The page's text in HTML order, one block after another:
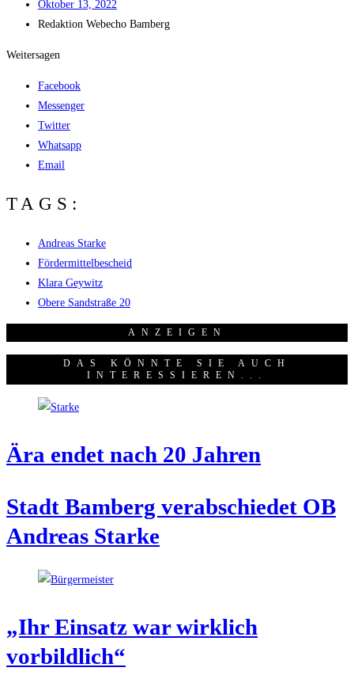
Okto­ber 13, 2022
Redak­ti­on Web­echo Bamberg
Weitersagen
Facebook
Messenger
Twitter
Whatsapp
Email
TAGS:
Andreas Starke
Fördermittelbescheid
Klara Geywitz
Obere Sandstraße 20
ANZEI­GEN
DAS KÖNNTE SIE AUCH
INTERESSIEREN...
Ära endet nach 20 Jahren
Stadt Bam­berg ver­ab­schie­det OB
Andre­as Starke
„Ihr Ein­satz war wirk­lich
vorbildlich“